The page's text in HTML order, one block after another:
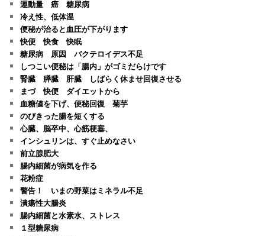
運動量 癌 糖尿病
冷え性、低体温
便秘が治ると血圧が下がります
快便 快食 快眠
糖尿病 原因 バクテロイデス不足
しつこい便秘は「腸内」がゴミだらけです
腎臓 膵臓 肝臓 しばらく休ませ回復させる
まづ 快便 ダイエットから
血糖値を下げ、便秘回復 菊芋
のびきった腸を短くする
心臓、脳卒中、心筋梗塞、
インシュリンは、すぐ止めなさい
前立腺肥大
腸内細菌が病気を作る
花粉症
警告！ いまの野菜はミネラル不足
潰瘍性大腸炎
腸内細菌と水素水、ストレス
１型糖尿病